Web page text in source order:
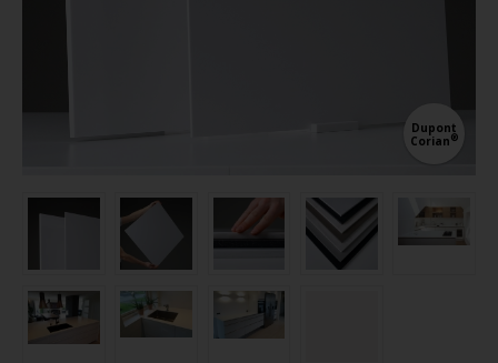
Dupont
Corian®